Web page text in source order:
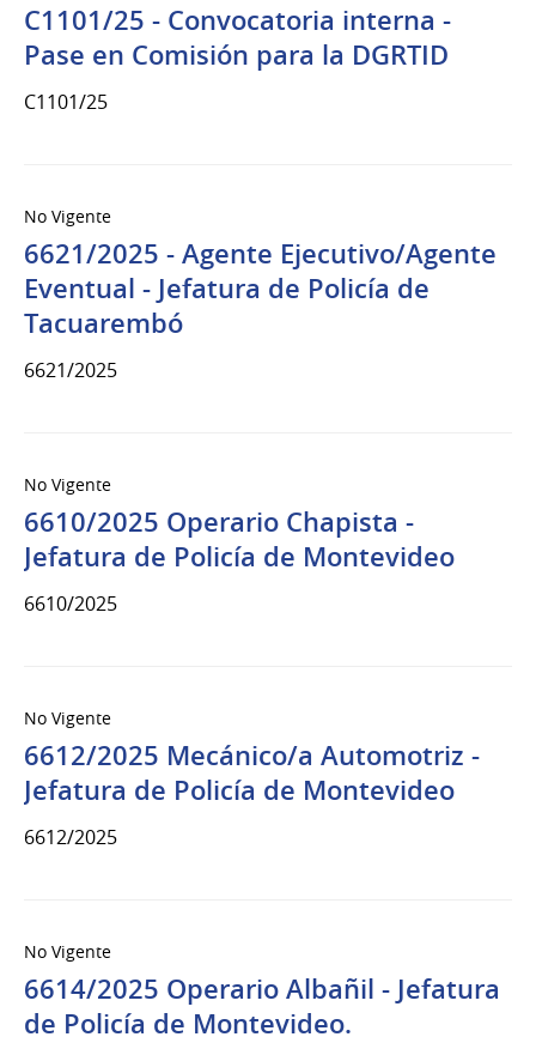
C1101/25 - Convocatoria interna -
Pase en Comisión para la DGRTID
C1101/25
No Vigente
6621/2025 - Agente Ejecutivo/Agente
Eventual - Jefatura de Policía de
Tacuarembó
6621/2025
No Vigente
6610/2025 Operario Chapista -
Jefatura de Policía de Montevideo
6610/2025
No Vigente
6612/2025 Mecánico/a Automotriz -
Jefatura de Policía de Montevideo
6612/2025
No Vigente
6614/2025 Operario Albañil - Jefatura
de Policía de Montevideo.